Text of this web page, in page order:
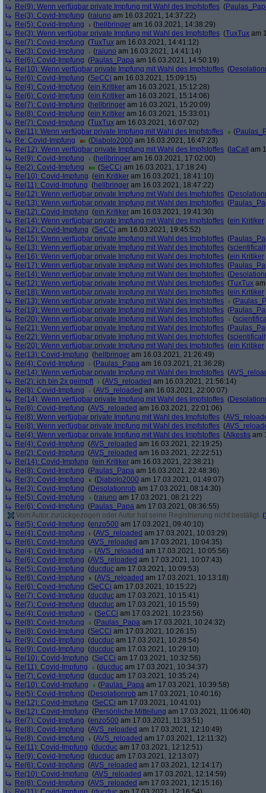
Re(9): Wenn verfügbar private Impfung mit Wahl des Impfstoffes (
Re(3): Covid-Impfung (raiuno am 16.03.2021, 14:37:22)
Re(5): Covid-Impfung
(hellbringer am 16.03.2021, 14:38:29)
Re(3): Wenn verfügbar private Impfung mit Wahl des Impfstoffes (TuxTux am
Re(7): Covid-Impfung (TuxTux am 16.03.2021, 14:41:12)
Re(3): Covid-Impfung
(raiuno am 16.03.2021, 14:41:14)
Re(6): Covid-Impfung (Paulas_Papa am 16.03.2021, 14:50:19)
Re(10): Wenn verfügbar private Impfung mit Wahl des Impfstoffes (
Re(6): Covid-Impfung (SeCCi am 16.03.2021, 15:09:15)
Re(4): Covid-Impfung (ein Kritiker am 16.03.2021, 15:12:28)
Re(6): Covid-Impfung (ein Kritiker am 16.03.2021, 15:14:06)
Re(7): Covid-Impfung (hellbringer am 16.03.2021, 15:20:09)
Re(8): Covid-Impfung (ein Kritiker am 16.03.2021, 15:33:01)
Re(7): Covid-Impfung (TuxTux am 16.03.2021, 16:07:02)
Re(11): Wenn verfügbar private Impfung mit Wahl des Impfstoffes
(
Re: Covid-Impfung
(Diabolo2000 am 16.03.2021, 16:47:23)
Re(12): Wenn verfügbar private Impfung mit Wahl des Impfstoffes ( laCall
am
Re(9): Covid-Impfung
(hellbringer am 16.03.2021, 17:02:00)
Re(2): Covid-Impfung
(SeCCi am 16.03.2021, 17:18:24)
Re(10): Covid-Impfung (ein Kritiker am 16.03.2021, 18:41:10)
Re(11): Covid-Impfung (hellbringer am 16.03.2021, 18:47:22)
Re(12): Wenn verfügbar private Impfung mit Wahl des Impfstoffes (
Re(13): Wenn verfügbar private Impfung mit Wahl des Impfstoffes (
Re(12): Covid-Impfung (ein Kritiker am 16.03.2021, 19:41:30)
Re(14): Wenn verfügbar private Impfung mit Wahl des Impfstoffes (ein Kritiker
Re(12): Covid-Impfung (SeCCi am 16.03.2021, 19:45:52)
Re(15): Wenn verfügbar private Impfung mit Wahl des Impfstoffes (
Re(13): Wenn verfügbar private Impfung mit Wahl des Impfstoffes (
Re(16): Wenn verfügbar private Impfung mit Wahl des Impfstoffes (ein Kritiker
Re(17): Wenn verfügbar private Impfung mit Wahl des Impfstoffes (
Re(14): Wenn verfügbar private Impfung mit Wahl des Impfstoffes (
Re(12): Wenn verfügbar private Impfung mit Wahl des Impfstoffes (TuxTux
Re(18): Wenn verfügbar private Impfung mit Wahl des Impfstoffes (ein Kritiker
Re(13): Wenn verfügbar private Impfung mit Wahl des Impfstoffes
(
Re(19): Wenn verfügbar private Impfung mit Wahl des Impfstoffes (
Re(20): Wenn verfügbar private Impfung mit Wahl des Impfstoffes
(
Re(21): Wenn verfügbar private Impfung mit Wahl des Impfstoffes (
Re(22): Wenn verfügbar private Impfung mit Wahl des Impfstoffes (
Re(20): Wenn verfügbar private Impfung mit Wahl des Impfstoffes (ein Kritiker
Re(13): Covid-Impfung (hellbringer am 16.03.2021, 21:26:49)
Re(4): Covid-Impfung
(Paulas_Papa am 16.03.2021, 21:36:28)
Re(14): Wenn verfügbar private Impfung mit Wahl des Impfstoffes (
Re(2): ich bin 2x geimpft
(AVS_reloaded am 16.03.2021, 21:56:14)
Re(8): Covid-Impfung
(AVS_reloaded am 16.03.2021, 22:00:07)
Re(14): Wenn verfügbar private Impfung mit Wahl des Impfstoffes (
Re(8): Covid-Impfung (AVS_reloaded am 16.03.2021, 22:01:06)
Re(8): Wenn verfügbar private Impfung mit Wahl des Impfstoffes (
Re(8): Wenn verfügbar private Impfung mit Wahl des Impfstoffes (
Re(4): Wenn verfügbar private Impfung mit Wahl des Impfstoffes (Alkestis am
Re(4): Covid-Impfung (AVS_reloaded am 16.03.2021, 22:19:25)
Re(2): Covid-Impfung (AVS_reloaded am 16.03.2021, 22:22:51)
Re(14): Covid-Impfung (ein Kritiker am 16.03.2021, 22:38:21)
Re(8): Covid-Impfung (Paulas_Papa am 16.03.2021, 22:48:36)
Re(3): Covid-Impfung
(Diabolo2000 am 17.03.2021, 01:49:07)
Re(3): Covid-Impfung (Desolationrob am 17.03.2021, 08:14:30)
Re(5): Covid-Impfung
(raiuno am 17.03.2021, 08:21:22)
Re(6): Covid-Impfung (Paulas_Papa am 17.03.2021, 08:36:55)
Vom Autor zurückgezogen oder Autor hat seine Registrierung nicht bestätigt (
Re(5): Covid-Impfung (enzo500 am 17.03.2021, 09:40:10)
Re(4): Covid-Impfung
(AVS_reloaded am 17.03.2021, 10:03:29)
Re(6): Covid-Impfung (AVS_reloaded am 17.03.2021, 10:04:35)
Re(4): Covid-Impfung
(AVS_reloaded am 17.03.2021, 10:05:56)
Re(6): Covid-Impfung (AVS_reloaded am 17.03.2021, 10:07:43)
Re(5): Covid-Impfung (ducduc am 17.03.2021, 10:09:53)
Re(6): Covid-Impfung
(AVS_reloaded am 17.03.2021, 10:13:18)
Re(6): Covid-Impfung (SeCCi am 17.03.2021, 10:15:22)
Re(7): Covid-Impfung (ducduc am 17.03.2021, 10:15:41)
Re(7): Covid-Impfung (ducduc am 17.03.2021, 10:15:59)
Re(4): Covid-Impfung
(SeCCi am 17.03.2021, 10:23:56)
Re(8): Covid-Impfung
(Paulas_Papa am 17.03.2021, 10:24:32)
Re(8): Covid-Impfung (SeCCi am 17.03.2021, 10:26:15)
Re(9): Covid-Impfung (ducduc am 17.03.2021, 10:28:54)
Re(9): Covid-Impfung (ducduc am 17.03.2021, 10:29:10)
Re(10): Covid-Impfung (SeCCi am 17.03.2021, 10:32:56)
Re(11): Covid-Impfung
(ducduc am 17.03.2021, 10:34:37)
Re(7): Covid-Impfung (ducduc am 17.03.2021, 10:35:24)
Re(10): Covid-Impfung
(Paulas_Papa am 17.03.2021, 10:39:58)
Re(5): Covid-Impfung (Desolationrob am 17.03.2021, 10:40:16)
Re(12): Covid-Impfung (SeCCi am 17.03.2021, 10:41:01)
Re(12): Covid-Impfung (Persönliche Mitteilung am 17.03.2021, 11:06:40)
Re(7): Covid-Impfung (enzo500 am 17.03.2021, 11:33:51)
Re(8): Covid-Impfung (AVS_reloaded am 17.03.2021, 12:10:49)
Re(8): Covid-Impfung
(AVS_reloaded am 17.03.2021, 12:11:32)
Re(11): Covid-Impfung (ducduc am 17.03.2021, 12:12:51)
Re(9): Covid-Impfung (ducduc am 17.03.2021, 12:13:07)
Re(6): Covid-Impfung (AVS_reloaded am 17.03.2021, 12:14:17)
Re(10): Covid-Impfung (AVS_reloaded am 17.03.2021, 12:14:59)
Re(8): Covid-Impfung (AVS_reloaded am 17.03.2021, 12:15:16)